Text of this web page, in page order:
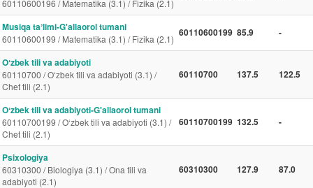
60110600196 / Matematika (3.1) / Fizika (2.1)
Musiqa taʼlimi-G'allaorol tumani
60110600199 / Matematika (3.1) / Fizika (2.1)
60110600199 85.9 -
Oʻzbek tili va adabiyoti
60110700 / O‘zbek tili va adabiyoti (3.1) /
Chet tili (2.1)
60110700 137.5 122.5
Oʻzbek tili va adabiyoti-G'allaorol tumani
60110700199 / O‘zbek tili va adabiyoti (3.1) /
Chet tili (2.1)
60110700199 132.5 -
Psixologiya
60310300 / Biologiya (3.1) / Ona tili va
adabiyoti (2.1)
60310300 127.9 87.0